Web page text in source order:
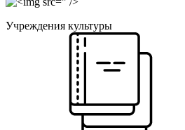
Учреждения культуры